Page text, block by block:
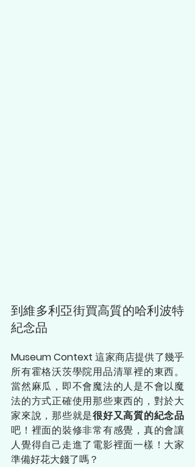
到維多利亞街買高質的哈利波特
紀念品
Museum Context 這家商店提供了幾乎
所有霍格沃茨學院用品清單裡的東西。
當然麻瓜，即不會魔法的人是不會以魔
法的方式正確使用那些東西的，對於大
家來說，那些就是很好又高質的紀念品
吧！裡面的裝修非常有感覺，真的會讓
人覺得自己走進了電影裡面一樣！大家
準備好花大錢了嗎？